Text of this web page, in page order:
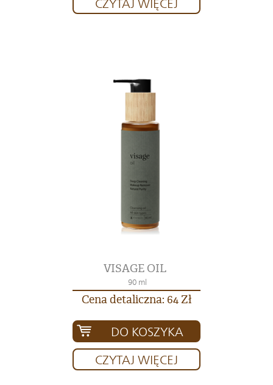
CZYTAJ WIĘCEJ
VISAGE OIL
90 ml
Cena detaliczna: 64 Zł
DO KOSZYKA
CZYTAJ WIĘCEJ